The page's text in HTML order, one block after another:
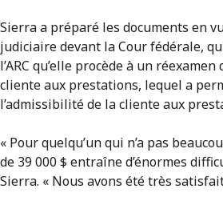
Sierra a préparé les documents en
judiciaire devant la Cour fédérale,
l’ARC qu’elle procède à un
cliente aux prestations, lequel a
l’admissibilité de la cliente aux
« Pour quelqu’un qui n’a pas
de 39 000 $ entraîne d’énormes
Sierra. « Nous avons été très